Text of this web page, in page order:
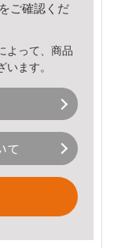
をご確認くだ
よって、商品
ます。
て